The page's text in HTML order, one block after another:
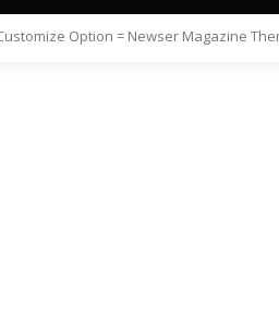
Option = Newser Magazine